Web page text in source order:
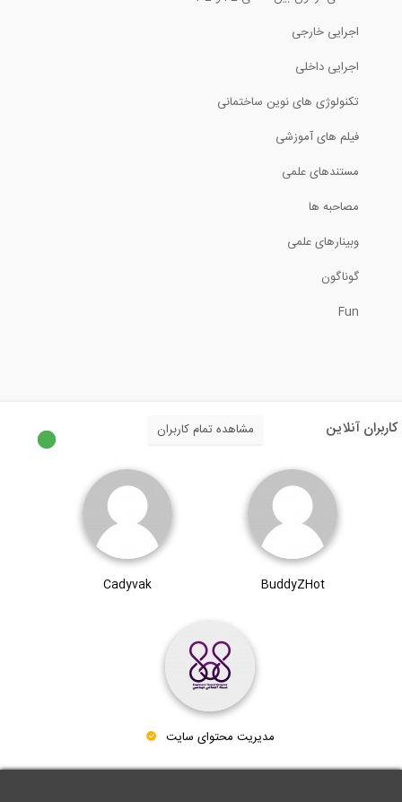
اجرایی خارجی
اجرایی داخلی
تکنولوژی های نوین ساختمانی
فیلم های آموزشی
مستندهای علمی
مصاحبه ها
وبینارهای علمی
گوناگون
Fun
کاربران آنلاین مشاهده تمام کاربران
BuddyZHot
Cadyvak
مدیریت محتوای سایت